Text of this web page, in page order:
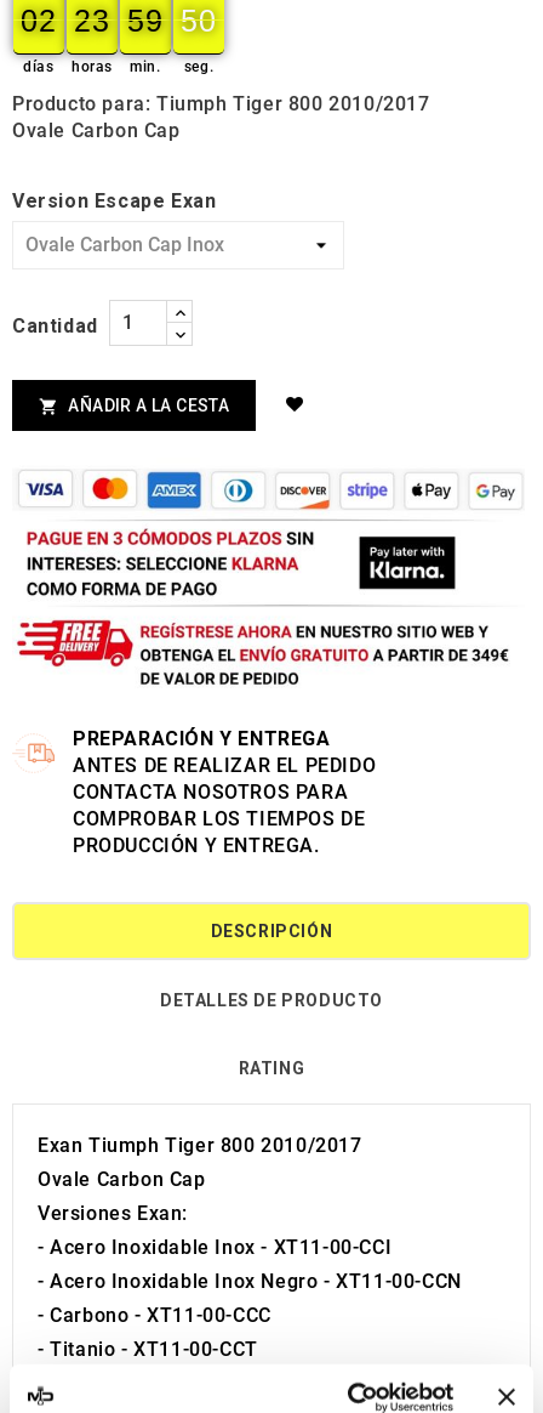
02
02
00
días
23
23
00
horas
59
59
00
min.
49
49
50
seg.
Producto para: Tiumph Tiger 800 2010/2017
Ovale Carbon Cap
Version Escape Exan
Cantidad
 AÑADIR A LA CESTA
PREPARACIÓN Y ENTREGA
ANTES DE REALIZAR EL PEDIDO
CONTACTA NOSOTROS PARA
COMPROBAR LOS TIEMPOS DE
PRODUCCIÓN Y ENTREGA.
DESCRIPCIÓN
DETALLES DE PRODUCTO
RATING
Exan Tiumph Tiger 800 2010/2017
Ovale Carbon Cap
Versiones Exan:
- Acero Inoxidable Inox - XT11-00-CCI
- Acero Inoxidable Inox Negro - XT11-00-CCN
- Carbono - XT11-00-CCC
- Titanio - XT11-00-CCT
Es un kit listo para ser instalado. No se requieren